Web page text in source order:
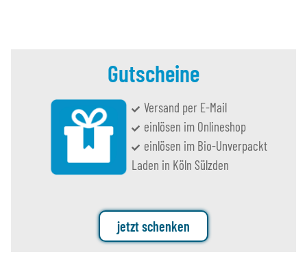
Gutscheine
Versand per E-Mail
einlösen im Onlineshop
einlösen im Bio-Unverpackt
Laden in Köln Sülzden
jetzt schenken